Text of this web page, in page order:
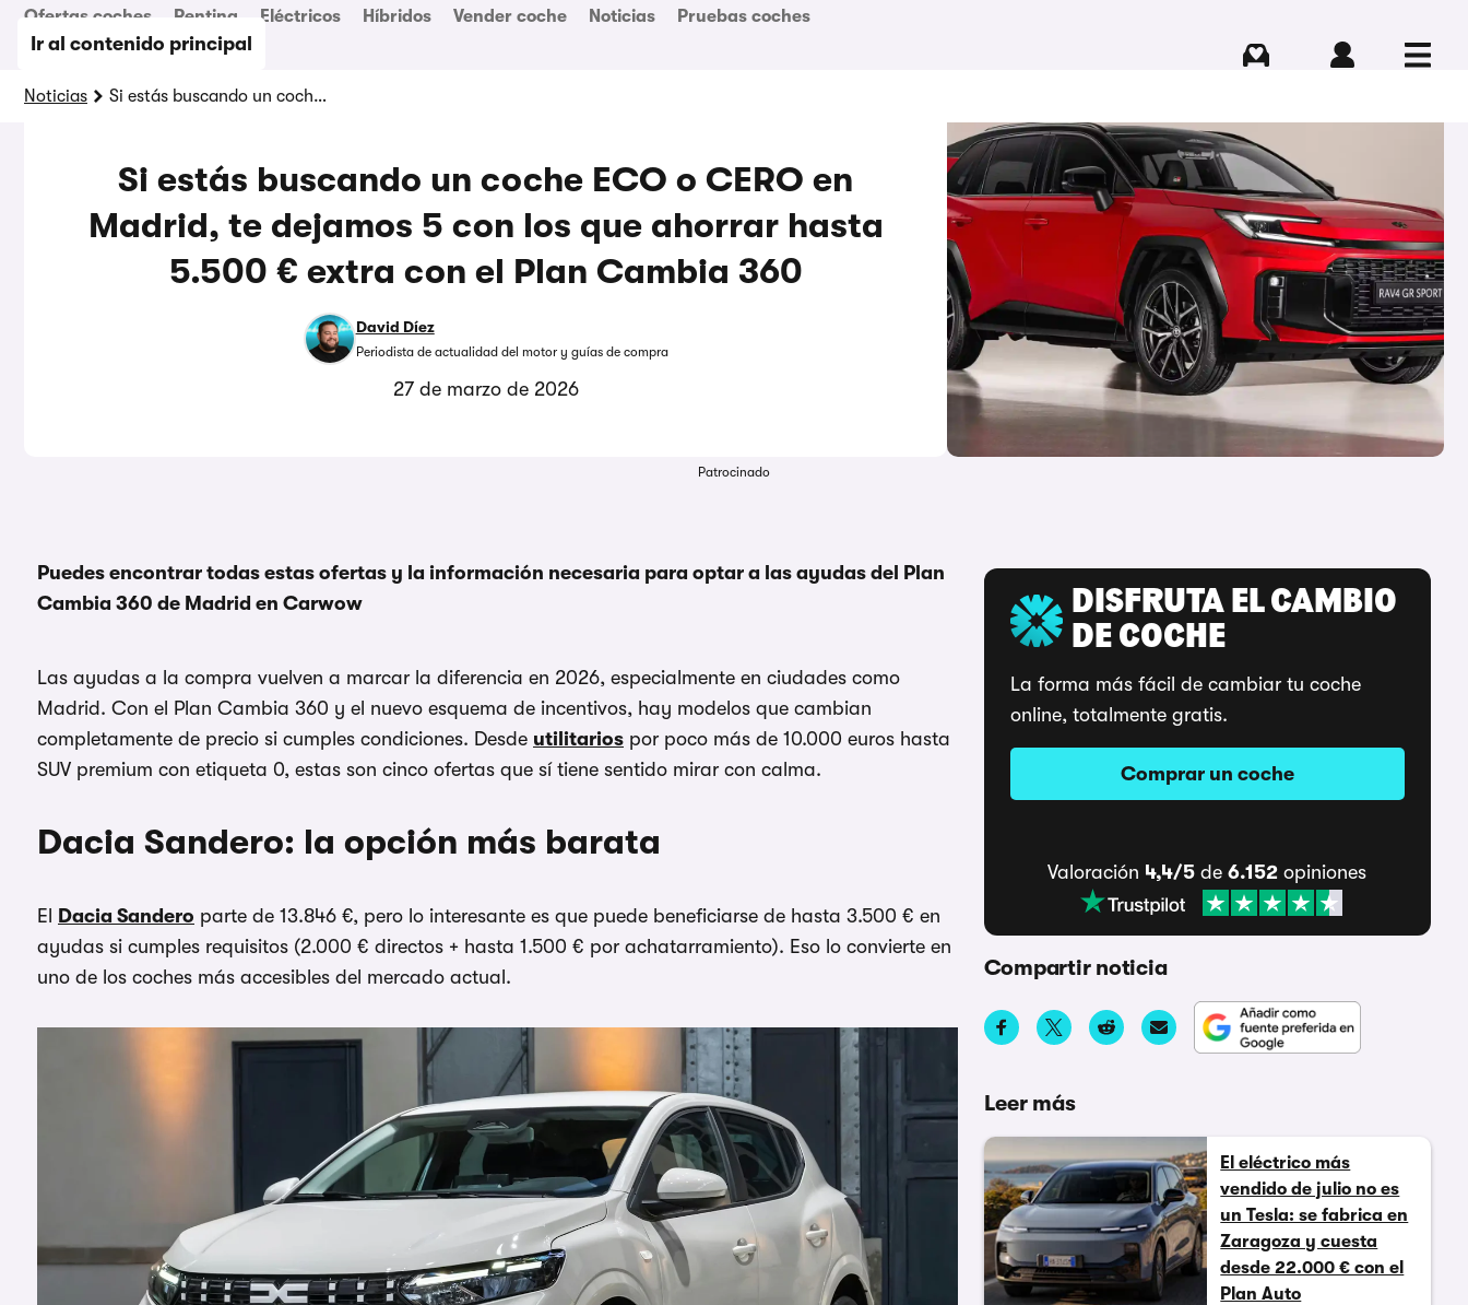
Ir al contenido principal
Ofertas coches Renting Eléctricos Híbridos Vender coche Noticias Pruebas coches
Noticias Si estás buscando un coche ECO o CERO en Madrid, te dejamos 5 con los que ahorrar hasta 5.500 € extra con el Plan Cambia 360
Si estás buscando un coche ECO o CERO en
Madrid, te dejamos 5 con los que ahorrar hasta
5.500 € extra con el Plan Cambia 360
David Díez
Periodista de actualidad del motor y guías de compra
27 de marzo de 2026
Patrocinado
Puedes encontrar todas estas ofertas y la información necesaria para optar a las ayudas del Plan
Cambia 360 de Madrid en Carwow
Las ayudas a la compra vuelven a marcar la diferencia en 2026, especialmente en ciudades como
Madrid. Con el Plan Cambia 360 y el nuevo esquema de incentivos, hay modelos que cambian
completamente de precio si cumples condiciones. Desde utilitarios por poco más de 10.000 euros hasta
SUV premium con etiqueta 0, estas son cinco ofertas que sí tiene sentido mirar con calma.
Dacia Sandero: la opción más barata
El Dacia Sandero parte de 13.846 €, pero lo interesante es que puede beneficiarse de hasta 3.500 € en
ayudas si cumples requisitos (2.000 € directos + hasta 1.500 € por achatarramiento). Eso lo convierte en
uno de los coches más accesibles del mercado actual.
DISFRUTA EL CAMBIO
DE COCHE
La forma más fácil de cambiar tu coche
online, totalmente gratis.
Comprar un coche
Valoración 4,4/5 de6.152 opiniones
Compartir noticia
Leer más
El eléctrico más
vendido de julio no es
un Tesla: se fabrica en
Zaragoza y cuesta
desde 22.000 € con el
Plan Auto